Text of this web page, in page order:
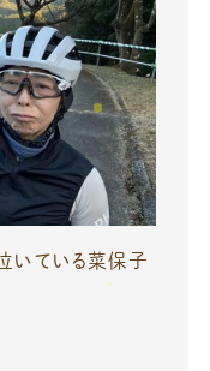
いている菜保子